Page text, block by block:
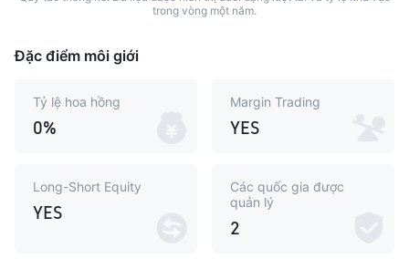
trong vòng một năm.
Đặc điểm môi giới
Tỷ lệ hoa hồng
0%
Margin Trading
YES
Long-Short Equity
YES
Các quốc gia được
quản lý
2